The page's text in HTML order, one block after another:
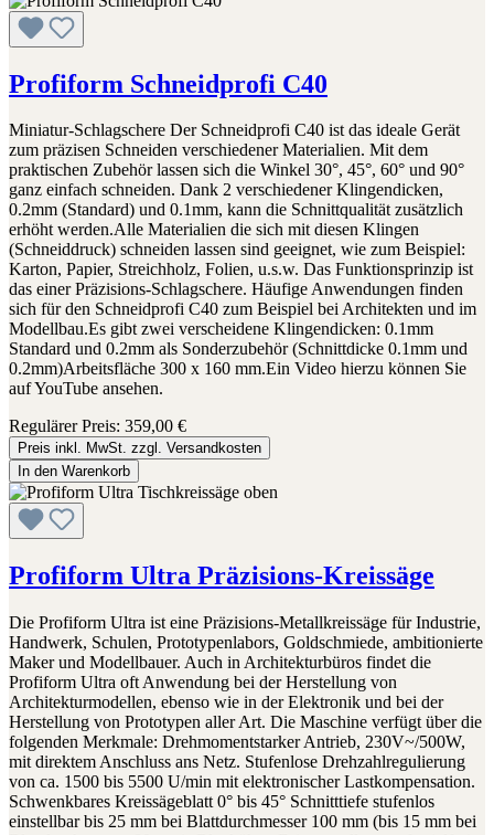
Profiform Schneidprofi C40
Miniatur-Schlagschere Der Schneidprofi C40 ist das ideale Gerät
zum präzisen Schneiden verschiedener Materialien. Mit dem
praktischen Zubehör lassen sich die Winkel 30°, 45°, 60° und 90°
ganz einfach schneiden. Dank 2 verschiedener Klingendicken,
0.2mm (Standard) und 0.1mm, kann die Schnittqualität zusätzlich
erhöht werden.Alle Materialien die sich mit diesen Klingen
(Schneiddruck) schneiden lassen sind geeignet, wie zum Beispiel:
Karton, Papier, Streichholz, Folien, u.s.w. Das Funktionsprinzip ist
das einer Präzisions-Schlagschere. Häufige Anwendungen finden
sich für den Schneidprofi C40 zum Beispiel bei Architekten und im
Modellbau.Es gibt zwei verscheidene Klingendicken: 0.1mm
Standard und 0.2mm als Sonderzubehör (Schnittdicke 0.1mm und
0.2mm)Arbeitsfläche 300 x 160 mm.Ein Video hierzu können Sie
auf YouTube ansehen.
Regulärer Preis: 359,00 €
Preis inkl. MwSt. zzgl. Versandkosten
In den Warenkorb
Profiform Ultra Präzisions-Kreissäge
Die Profiform Ultra ist eine Präzisions-Metallkreissäge für Industrie,
Handwerk, Schulen, Prototypenlabors, Goldschmiede, ambitionierte
Maker und Modellbauer. Auch in Architekturbüros findet die
Profiform Ultra oft Anwendung bei der Herstellung von
Architekturmodellen, ebenso wie in der Elektronik und bei der
Herstellung von Prototypen aller Art. Die Maschine verfügt über die
folgenden Merkmale: Drehmomentstarker Antrieb, 230V~/500W,
mit direktem Anschluss ans Netz. Stufenlose Drehzahlregulierung
von ca. 1500 bis 5500 U/min mit elektronischer Lastkompensation.
Schwenkbares Kreissägeblatt 0° bis 45° Schnitttiefe stufenlos
einstellbar bis 25 mm bei Blattdurchmesser 100 mm (bis 15 mm bei